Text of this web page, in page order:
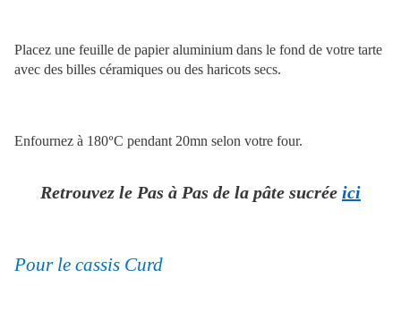
Placez une feuille de papier aluminium dans le fond de votre tarte
avec des billes céramiques ou des haricots secs.
Enfournez à 180°C pendant 20mn selon votre four.
Retrouvez le Pas à Pas de la pâte sucrée ici
Pour le cassis Curd